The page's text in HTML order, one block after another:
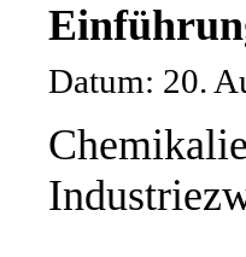
Datum: 20.